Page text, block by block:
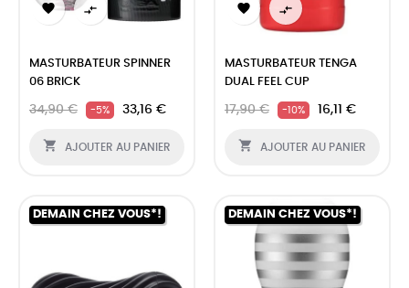
 
MASTURBATEUR SPINNER
06 BRICK
34,90 € -5% 33,16 €
 AJOUTER AU PANIER
 
MASTURBATEUR TENGA
DUAL FEEL CUP
17,90 € -10% 16,11 €
 AJOUTER AU PANIER
DEMAIN CHEZ VOUS*! DEMAIN CHEZ VOUS*!